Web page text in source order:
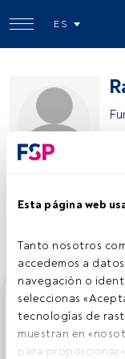
Esta página web
Tanto nosotros
accedemos a
navegación o
seleccionas
tecnologías de
muestran en
para
ES
Compartir:
Este es un artículo
de FundsPeople.
botón Login. Si
registrarte y